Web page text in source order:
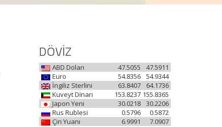
DÖVİZ
ABD Doları 47.5911
47.5055
Euro
54.9344
54.8356
İngiliz Sterlini
64.1736
63.8407
Kuveyt Dinarı
155.8365
153.8237
Japon Yeni
30.2206
30.0218
Rus Rublesi
0.5872
0.5796
Çin Yuanı
7.0907
6.9991